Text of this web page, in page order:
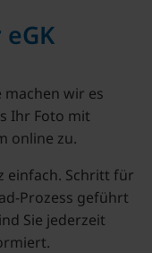
wir es
Ihr Foto mit
online zu.
einfach. Schritt für
Prozess geführt
Sie jederzeit